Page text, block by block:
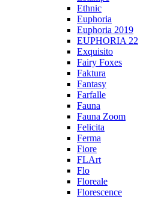
Ethnic
Euphoria
Euphoria 2019
EUPHORIA 22
Exquisito
Fairy Foxes
Faktura
Fantasy
Farfalle
Fauna
Fauna Zoom
Felicita
Ferma
Fiore
FLArt
Flo
Floreale
Florescence